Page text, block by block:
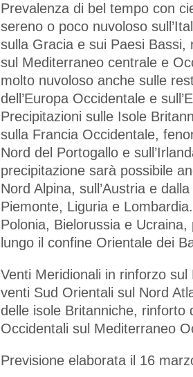
Prevalenza di bel tempo con
sereno o poco nuvoloso
sulla Gracia e sui Paesi Bassi,
sul Mediterraneo centrale e
molto nuvoloso anche sulle
dell’Europa Occidentale e
Precipitazioni sulle Isole
sulla Francia Occidentale,
Nord del Portogallo e
precipitazione sarà possibile
Nord Alpina, sull’Austria e
Piemonte, Liguria e
Polonia, Bielorussia e
lungo il confine Orientale dei
Venti Meridionali in rinforzo
venti Sud Orientali sul Nord
delle isole Britanniche, rinforto
Occidentali sul Mediterraneo
Previsione elaborata il 16